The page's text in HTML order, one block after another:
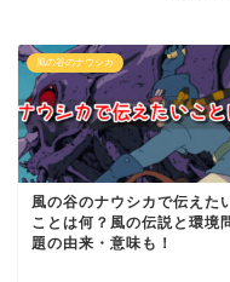
風の谷のナウシカ
風の谷のナウシカで伝えた
ことは何？風の伝説と環境
題の由来・意味も！